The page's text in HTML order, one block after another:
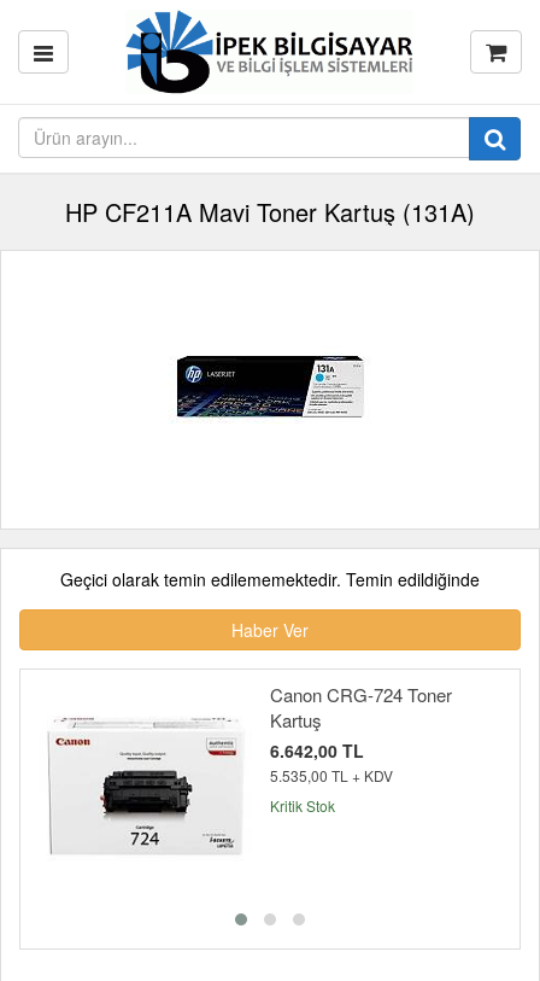
HP CF211A Mavi Toner Kartuş (131A)
Geçici olarak temin edilememektedir. Temin edildiğinde
Haber Ver
Canon CRG-724 Toner
Kartuş
6.642,00 TL
5.535,00 TL + KDV
Kritik Stok